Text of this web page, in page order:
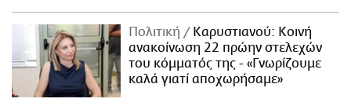
Πολιτική
Καρυστιανού: Κοινή
ανακοίνωση 22 πρώην στελεχών
του κόμματός της - «Γνωρίζουμε
καλά γιατί αποχωρήσαμε»